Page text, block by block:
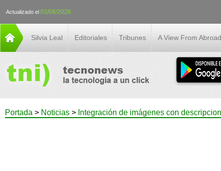
Actualizado el 03/08/2026
Silvia Leal Editoriales Tribunes A View From Abroad
Portada > Noticias > Integración de imágenes con